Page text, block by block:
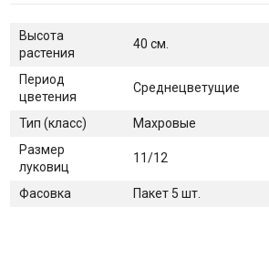
Высота
растения
40 см.
Период
цветения
Среднецветущие
Тип (класс)
Махровые
Размер
луковиц
11/12
Фасовка Пакет 5 шт.